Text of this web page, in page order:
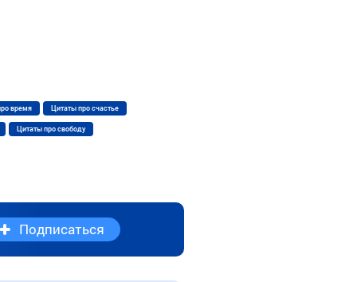
время Цитаты про счастье
Цитаты про свободу
Подписаться